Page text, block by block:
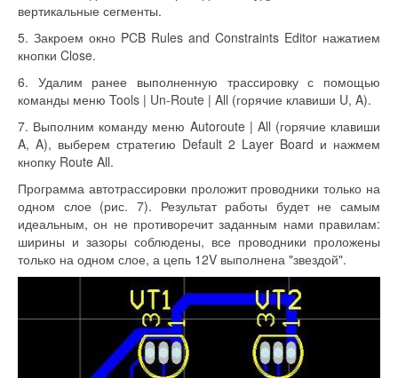
вертикальные сегменты.
5. Закроем окно PCB Rules and Constraints Editor нажатием
кнопки Close.
6. Удалим ранее выполненную трассировку с помощью
команды меню Tools | Un-Route | All (горячие клавиши U, A).
7. Выполним команду меню Autoroute | All (горячие клавиши
A, A), выберем стратегию Default 2 Layer Board и нажмем
кнопку Route All.
Программа автотрассировки проложит проводники только на
одном слое (рис. 7). Результат работы будет не самым
идеальным, он не противоречит заданным нами правилам:
ширины и зазоры соблюдены, все проводники проложены
только на одном слое, а цепь 12V выполнена "звездой".